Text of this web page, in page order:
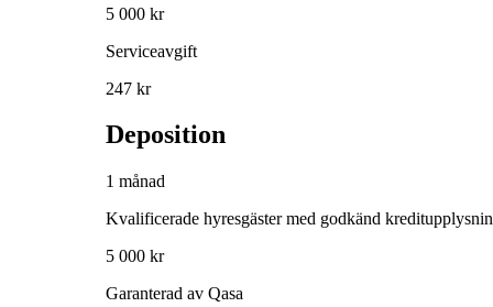
5 000 kr
Serviceavgift
247 kr
Deposition
1 månad
Kvalificerade hyresgäster med godkänd
5 000 kr
Garanterad av Qasa